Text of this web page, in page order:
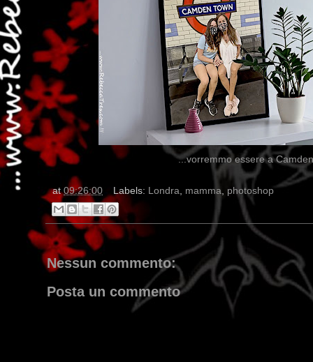
...vorremmo essere a
at09:26:00 Labels: Londra, mamma, photoshop
Nessun commento:
Posta un commento